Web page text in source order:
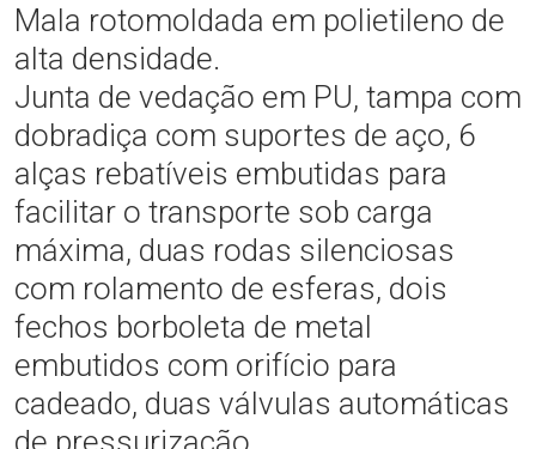
Mala rotomoldada em polietileno de
alta densidade.
Junta de vedação em PU, tampa com
dobradiça com suportes de aço, 6
alças rebatíveis embutidas para
facilitar o transporte sob carga
máxima, duas rodas silenciosas
com rolamento de esferas, dois
fechos borboleta de metal
embutidos com orifício para
cadeado, duas válvulas automáticas
de pressurização.